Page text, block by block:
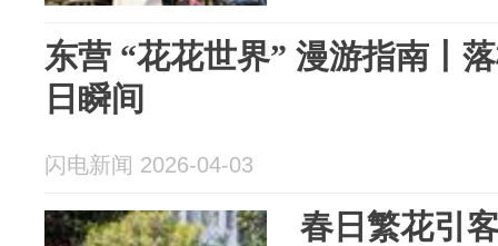
东营 “花花世界” 漫游指南丨
日瞬间
闪电新闻 2026-04-03
春日繁花引